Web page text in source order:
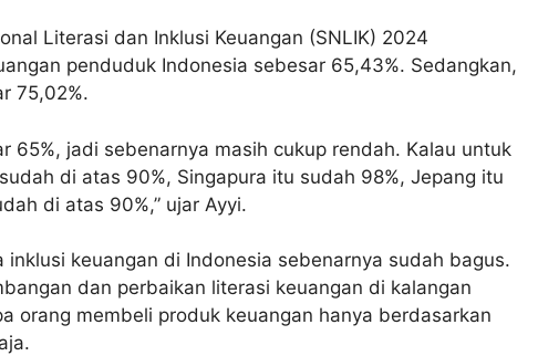
Literasi dan Inklusi Keuangan (SNLIK) 2024
penduduk Indonesia sebesar 65,43%. Sedangkan,
75,02%.
65%, jadi sebenarnya masih cukup rendah. Kalau untuk
di atas 90%, Singapura itu sudah 98%, Jepang itu
di atas 90%,” ujar Ayyi.
inklusi keuangan di Indonesia sebenarnya sudah bagus.
dan perbaikan literasi keuangan di kalangan
orang membeli produk keuangan hanya berdasarkan